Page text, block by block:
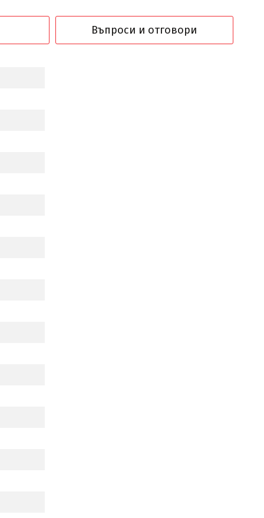
Въпроси и отговори